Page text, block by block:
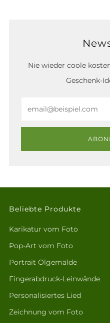
Nie wieder coole
Geschenk-
Beliebte Produkte
Karikatur vom Foto
Pop-Art vom Foto
Portrait Ölgemälde
Fingerabdruck-Leinwände
Personalisiertes Lied
Zeichnung vom Foto